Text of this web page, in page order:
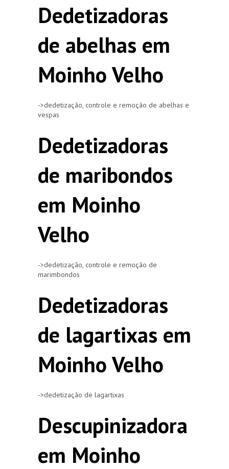
Dedetizadoras
de abelhas em
Moinho Velho
->dedetização, controle e remoção de abelhas e
vespas
Dedetizadoras
de maribondos
em Moinho
Velho
->dedetização, controle e remoção de
marimbondos
Dedetizadoras
de lagartixas em
Moinho Velho
->dedetização de lagartixas
Descupinizadora
em Moinho